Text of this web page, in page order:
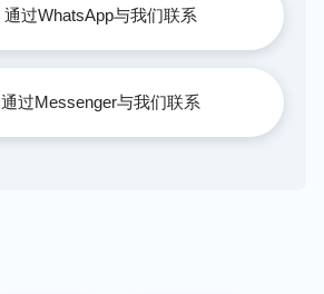
通过WhatsApp与我们联系
通过Messenger与我们联系